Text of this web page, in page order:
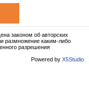
законом об авторских
размножение каким-либо
разрешения
Powered by X5Studio